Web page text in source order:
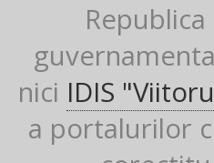
nici IDIS
a portalurilor